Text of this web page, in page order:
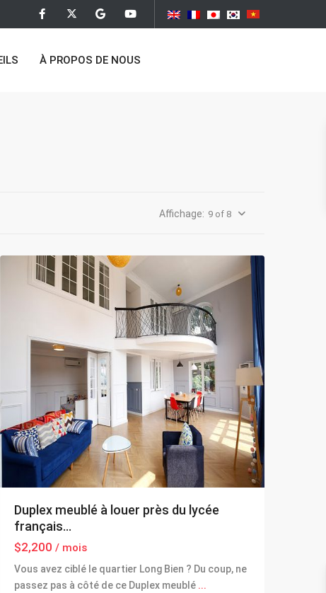
À PROPOS DE NOUS
9 of 8
Duplex meublé à louer près du lycée
français...
$2,200 / mois
Vous avez ciblé le quartier Long Bien ? Du coup, ne
passez pas à côté de ce Duplex meublé ...